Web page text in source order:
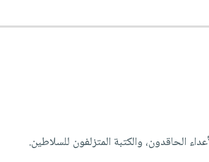
الحاقدون، والكتبة المتزلفون للسلاطين.